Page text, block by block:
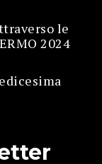
le
2024